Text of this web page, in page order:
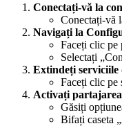
Conectați-vă la
Conectați-vă
Navigați la
Faceți clic pe
Selectați
Extindeți
Faceți clic pe
Activați
Găsiți
Bifați caseta